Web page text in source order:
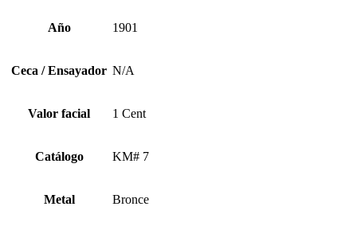
Año 1901
Ceca / Ensayador N/A
Valor facial 1 Cent
Catálogo KM# 7
Metal Bronce